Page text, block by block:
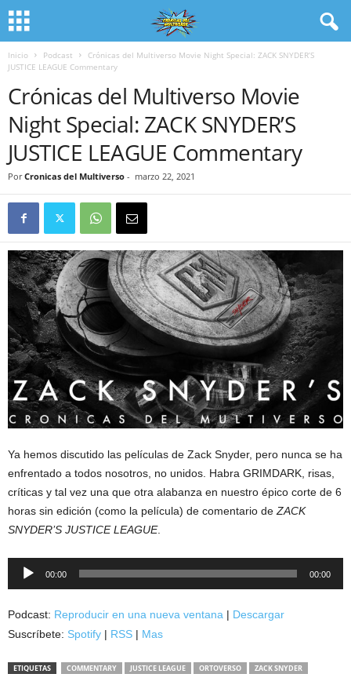
Inicio Podcast
Crónicas del Multiverso Movie Night Special: ZACK SNYDER’S
JUSTICE LEAGUE Commentary
Crónicas del Multiverso Movie
Night Special: ZACK SNYDER’S
JUSTICE LEAGUE Commentary
Por Cronicas del Multiverso - marzo 22, 2021
Ya hemos discutido las películas de Zack Snyder, pero nunca se ha
enfrentado a todos nosotros, no unidos. Habra GRIMDARK, risas,
críticas y tal vez una que otra alabanza en nuestro épico corte de 6
horas sin edición (como la película) de comentario de ZACK
SNYDER’S JUSTICE LEAGUE.
Reproductor
00:00 00:00
Podcast: Reproducir en una nueva ventana | Descargar
Suscríbete: Spotify | RSS | Mas
ETIQUETAS COMMENTARY JUSTICE LEAGUE ORTOVERSO ZACK SNYDER